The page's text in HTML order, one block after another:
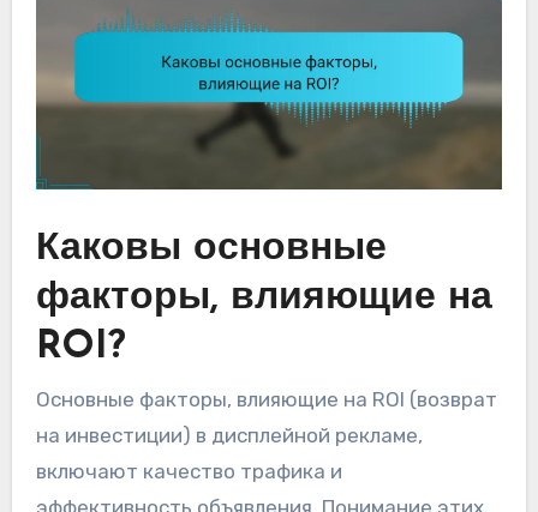
Каковы основные
факторы, влияющие на
ROI?
Основные факторы, влияющие на ROI (возврат
на инвестиции) в дисплейной рекламе,
включают качество трафика и
эффективность объявления. Понимание этих